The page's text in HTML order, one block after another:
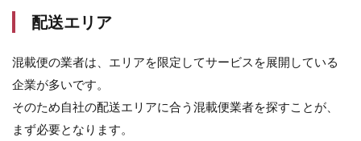
配送エリア
混載便の業者は、エリアを限定してサービスを展開している
企業が多いです。
そのため自社の配送エリアに合う混載便業者を探すことが、
まず必要となります。